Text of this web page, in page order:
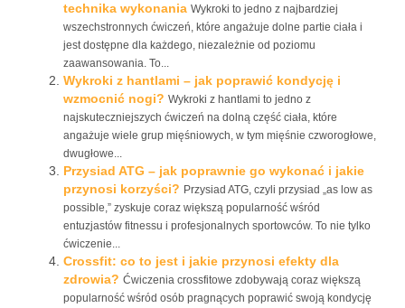
technika wykonania Wykroki to jedno z najbardziej
wszechstronnych ćwiczeń, które angażuje dolne partie ciała i
jest dostępne dla każdego, niezależnie od poziomu
zaawansowania. To...
Wykroki z hantlami – jak poprawić kondycję i
wzmocnić nogi? Wykroki z hantlami to jedno z
najskuteczniejszych ćwiczeń na dolną część ciała, które
angażuje wiele grup mięśniowych, w tym mięśnie czworogłowe,
dwugłowe...
Przysiad ATG – jak poprawnie go wykonać i jakie
przynosi korzyści? Przysiad ATG, czyli przysiad „as low as
possible,” zyskuje coraz większą popularność wśród
entuzjastów fitnessu i profesjonalnych sportowców. To nie tylko
ćwiczenie...
Crossfit: co to jest i jakie przynosi efekty dla
zdrowia? Ćwiczenia crossfitowe zdobywają coraz większą
popularność wśród osób pragnących poprawić swoją kondycję